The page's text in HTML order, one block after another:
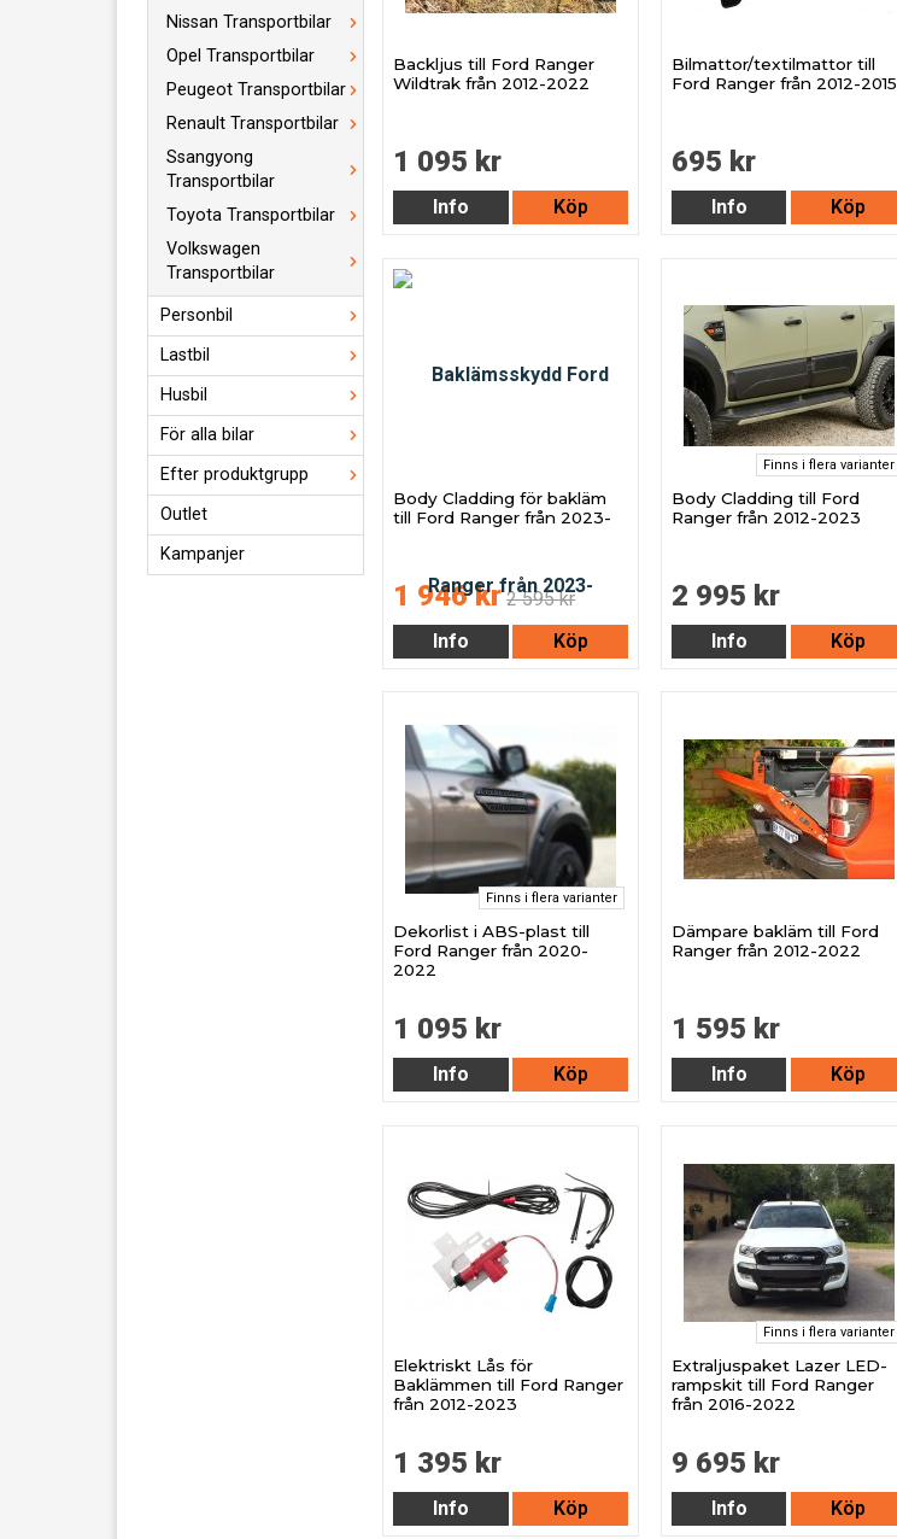
Nissan Transportbilar
Opel Transportbilar
Peugeot Transportbilar
Renault Transportbilar
Ssangyong
Transportbilar
Toyota Transportbilar
Volkswagen
Transportbilar
Personbil
Lastbil
Husbil
För alla bilar
Efter produktgrupp
Outlet
Kampanjer
Backljus till Ford Ranger
Wildtrak från 2012-2022
1 095 kr
Info Köp
Bilmattor/textilmattor till
Ford Ranger från 2012-2015
695 kr
Info Köp
Body Cladding för bakläm
till Ford Ranger från 2023-
1 946 kr 2 595 kr
Info
Köp
Finns i flera varianter
Body Cladding till Ford
Ranger från 2012-2023
2 995 kr
Info Köp
Finns i flera varianter
Dekorlist i ABS-plast till
Ford Ranger från 2020-
2022
1 095 kr
Info Köp
Dämpare bakläm till Ford
Ranger från 2012-2022
1 595 kr
Info Köp
Elektriskt Lås för
Baklämmen till Ford Ranger
från 2012-2023
1 395 kr
Info Köp
Finns i flera varianter
Extraljuspaket Lazer LED-
rampskit till Ford Ranger
från 2016-2022
9 695 kr
Info Köp